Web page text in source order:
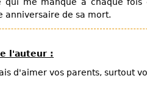
anniversaire de sa mort.
l'auteur :
d'aimer vos parents, surtout